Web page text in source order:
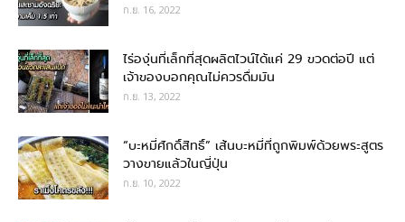
ก.ย. 16, 2022
ไร่องุ่นที่เล็กที่สุดผลิตไวน์ได้แค่ 29 ขวดต่อปี แต่
เจ้าของบอกคุณไม่ควรดื่มมัน
ก.ย. 13, 2022
“บะหมี่ศักดิ์สิทธิ์” เส้นบะหมี่ที่ถูกพิมพ์ด้วยพระสูตร
วางขายแล้วในญี่ปุ่น
ก.ย. 10, 2022